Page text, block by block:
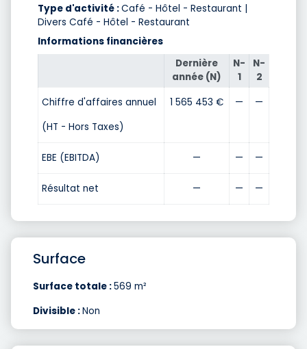
Type d'activité :Café - Hôtel - Restaurant |
Divers Café - Hôtel - Restaurant
Informations financières
Dernière
année (N)
N-
1
N-
2
Chiffre d'affaires annuel
(HT - Hors Taxes)
1 565 453 € — —
EBE (EBITDA) — — —
Résultat net — — —
Surface
Surface totale :569 m²
Divisible :Non